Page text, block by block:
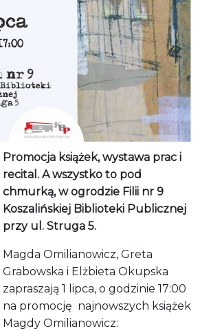
Promocja książek, wystawa prac i
recital. A wszystko to pod
chmurką, w ogrodzie Filii nr 9
Koszalińskiej Biblioteki Publicznej
przy ul. Struga 5.
Magda Omilianowicz, Greta
Grabowska i Elżbieta Okupska
zapraszają 1 lipca, o godzinie 17:00
na promocję najnowszych książek
Magdy Omilianowicz: